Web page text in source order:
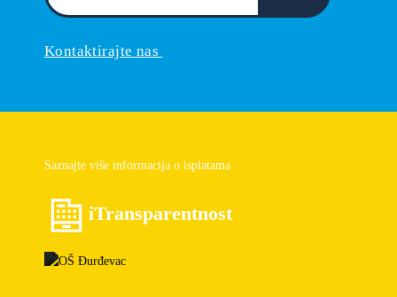
Kontaktirajte nas
Saznajte više informacija o isplatama
iTransparentnost